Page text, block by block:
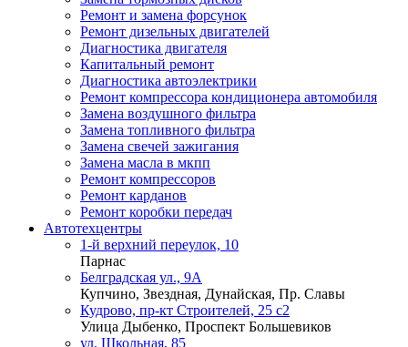
Ремонт и замена форсунок
Ремонт дизельных двигателей
Диагностика двигателя
Капитальный ремонт
Диагностика автоэлектрики
Ремонт компрессора кондиционера автомобиля
Замена воздушного фильтра
Замена топливного фильтра
Замена свечей зажигания
Замена масла в мкпп
Ремонт компрессоров
Ремонт карданов
Ремонт коробки передач
Автотехцентры
1-й верхний переулок, 10
Парнас
Белградская ул., 9А
Купчино, Звездная, Дунайская, Пр. Славы
Кудрово, пр-кт Строителей, 25 с2
Улица Дыбенко, Проспект Большевиков
ул. Школьная, 85